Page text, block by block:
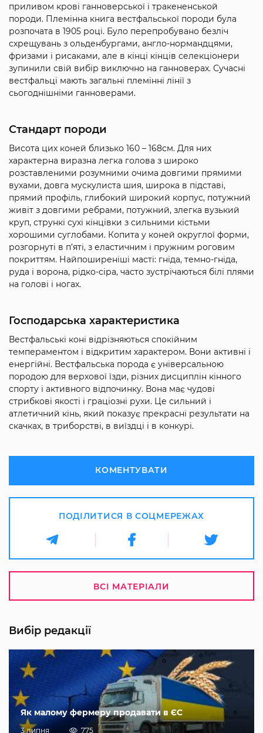
приливом крові ганноверської і тракененськой
породи. Племінна книга вестфальської породи була
розпочата в 1905 році. Було перепробувано безліч
схрещувань з ольденбургами, англо-нормандцями,
фризами і рисаками, але в кінці кінців селекціонери
зупинили свій вибір виключно на ганноверах. Сучасні
вестфальці мають загальні племінні лінії з
сьогоднішніми ганноверами.
Стандарт породи
Висота цих коней близько 160 – 168см. Для них
характерна виразна легка голова з широко
розставленими розумними очима довгими прямими
вухами, довга мускулиста шия, широка в підставі,
прямий профіль, глибокий широкий корпус, потужний
живіт з довгими ребрами, потужний, злегка вузький
круп, стрункі сухі кінцівки з сильними кістьми
хорошими суглобами. Копита у коней округлої форми,
розгорнуті в п’яті, з еластичним і пружним роговим
покриттям. Найпоширеніші масті: гніда, темно-гніда,
руда і ворона, рідко-сіра, часто зустрічаються білі плями
на голові і ногах.
Господарська характеристика
Вестфальські коні відрізняються спокійним
темпераментом і відкритим характером. Вони активні і
енергійні. Вестфальська порода є універсальною
породою для верхової їзди, різних дисциплін кінного
спорту і активного відпочинку. Вона має чудові
стрибкові якості і граціозні рухи. Це сильний і
атлетичний кінь, який показує прекрасні результати на
скачках, в триборстві, в виїздці і в конкурі.
КОМЕНТУВАТИ
ПОДІЛИТИСЯ В СОЦМЕРЕЖАХ
ВСІ МАТЕРІАЛИ
Вибір редакції
Як малому фермеру продавати в ЄС
3 липня 775